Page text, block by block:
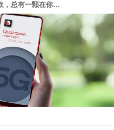
2021年手机SoC芯片盘点：超40款，总有一颗在你身边